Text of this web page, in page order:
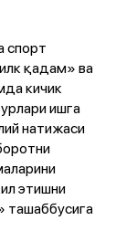
спорт
қадам» ва
кичик
ишга
натижаси
этишни
ташаббусига